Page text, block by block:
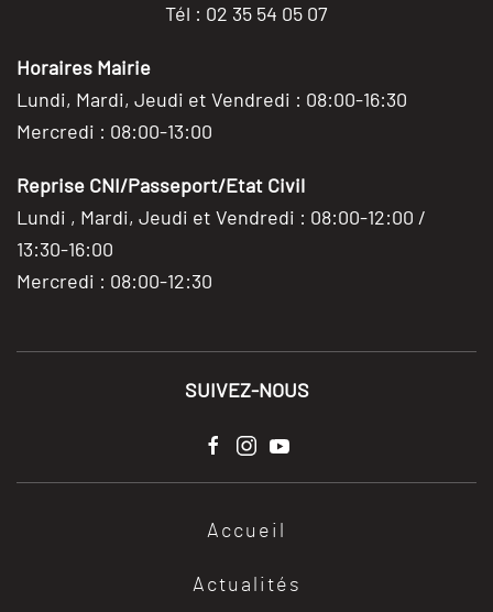
Tél : 02 35 54 05 07
Horaires Mairie
Lundi, Mardi, Jeudi et Vendredi : 08:00-16:30
Mercredi : 08:00-13:00
Reprise CNI/Passeport/Etat Civil
Lundi , Mardi, Jeudi et Vendredi : 08:00-12:00 /
13:30-16:00
Mercredi : 08:00-12:30
SUIVEZ-NOUS
Accueil
Actualités